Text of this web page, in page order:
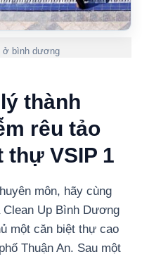
ở bình dương
thành
rêu tảo
thự VSIP 1
môn, hãy cùng
Up Bình Dương
một căn biệt thự cao
Thuận An. Sau một